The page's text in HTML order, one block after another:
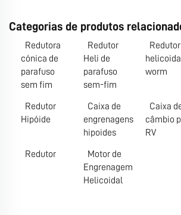
Categorias de produtos
Redutora
cónica de
parafuso
sem fim
Redutor
Heli de
parafuso
sem-fim
Redutor
worm
Redutor
Hipóide
Caixa de
engrenagens
hipoides
Caixa
câmbio
RV
Redutor
Motor de
Engrenagem
Helicoidal